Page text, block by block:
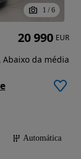
1 / 6
Automática
20 990 EUR
Abaixo da média